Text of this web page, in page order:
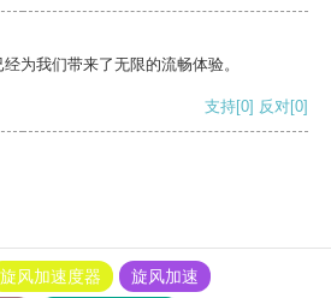
为我们带来了无限的流畅体验。
支持[0] 反对[0]
旋风加速度器
旋风加速